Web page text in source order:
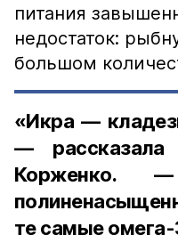
питания
недостаток:
большом
«Икра —
— рассказала
Корженко.
те самые